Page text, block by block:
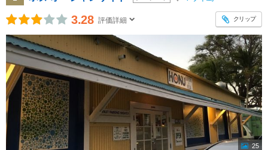
3.28 評価詳細 クリップ
25